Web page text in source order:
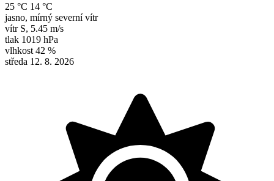
25 °C 14 °C
jasno, mírný severní vítr
vítr S, 5.45 m/s
tlak 1019 hPa
vlhkost 42 %
středa 12. 8. 2026